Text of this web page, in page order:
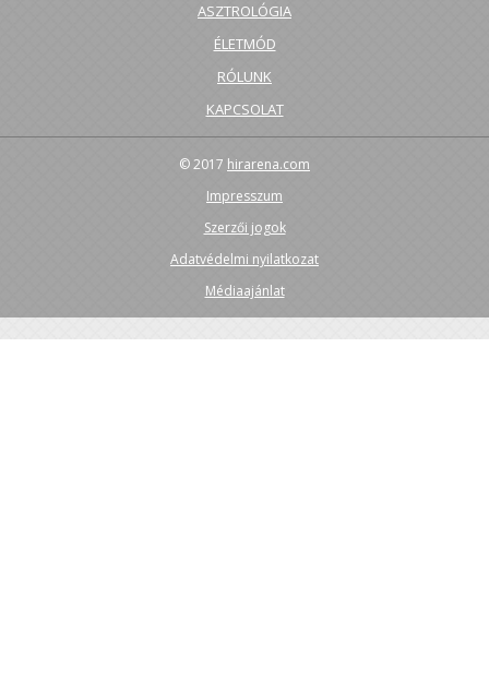
ASZTROLÓGIA
ÉLETMÓD
RÓLUNK
KAPCSOLAT
© 2017 hirarena.com
Impresszum
Szerzői jogok
Adatvédelmi nyilatkozat
Médiaajánlat